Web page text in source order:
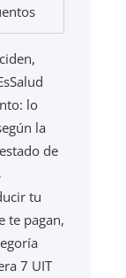
lo
la
de
tu
te pagan,
7 UIT